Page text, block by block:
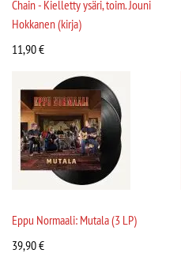
Chain - Kielletty ysäri, toim. Jouni
Hokkanen (kirja)
11,90€
Eppu Normaali: Mutala (3 LP)
39,90€